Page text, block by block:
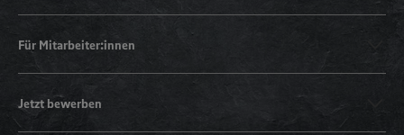
Für Mitarbeiter:innen
Jetzt bewerben